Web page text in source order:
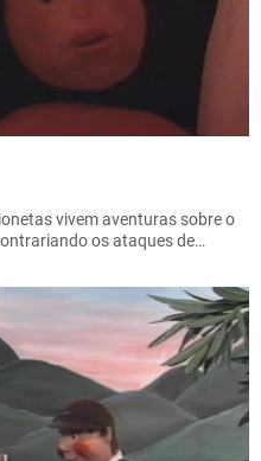
vivem aventuras sobre o
os ataques de…